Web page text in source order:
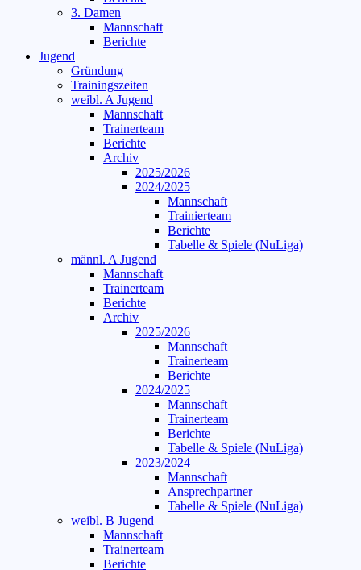
3. Damen
Mannschaft
Berichte
Jugend
Gründung
Trainingszeiten
weibl. A Jugend
Mannschaft
Trainerteam
Berichte
Archiv
2025/2026
2024/2025
Mannschaft
Trainierteam
Berichte
Tabelle & Spiele (NuLiga)
männl. A Jugend
Mannschaft
Trainerteam
Berichte
Archiv
2025/2026
Mannschaft
Trainerteam
Berichte
2024/2025
Mannschaft
Trainerteam
Berichte
Tabelle & Spiele (NuLiga)
2023/2024
Mannschaft
Ansprechpartner
Tabelle & Spiele (NuLiga)
weibl. B Jugend
Mannschaft
Trainerteam
Berichte